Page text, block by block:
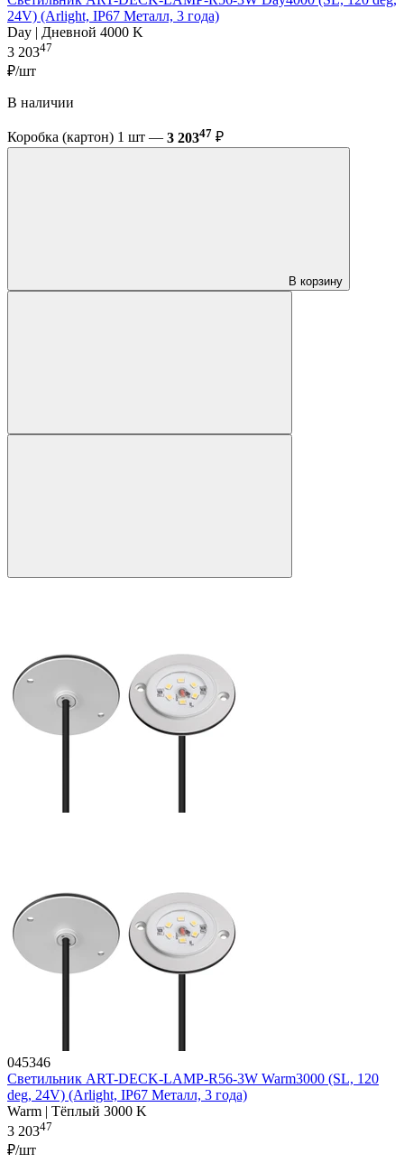
24V) (Arlight, IP67 Металл, 3 года)
Day | Дневной 4000 K
3 20347
₽/шт
В наличии
Коробка (картон) 1 шт — 3 20347 ₽
В корзину
045346
Светильник ART-DECK-LAMP-R56-3W Warm3000 (SL, 120
deg, 24V) (Arlight, IP67 Металл, 3 года)
Warm | Тёплый 3000 K
3 20347
₽/шт